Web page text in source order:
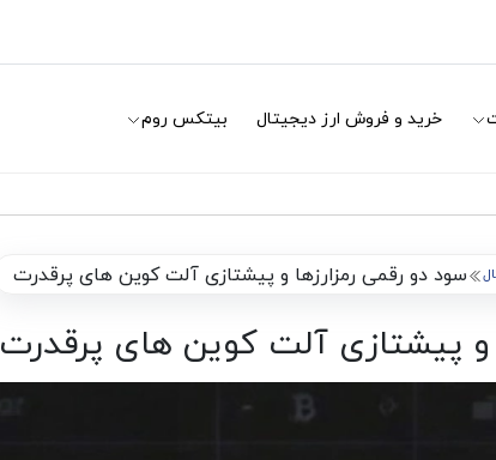
خرید و فروش ارز دیجیتال بیتکس روم
سود دو رقمی رمزارزها و پیشتازی آلت کوین های پرقدرت
و پیشتازی آلت کوین های پرقدرت